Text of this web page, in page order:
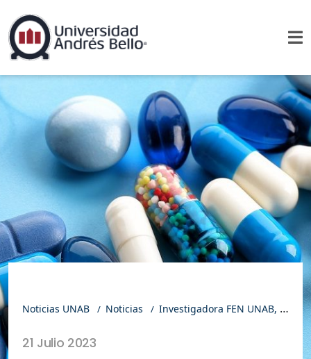
Noticias UNAB Noticias Investigadora FEN UNAB, Carla Guadalupi, expone en seminario italiano
21 Julio 2023